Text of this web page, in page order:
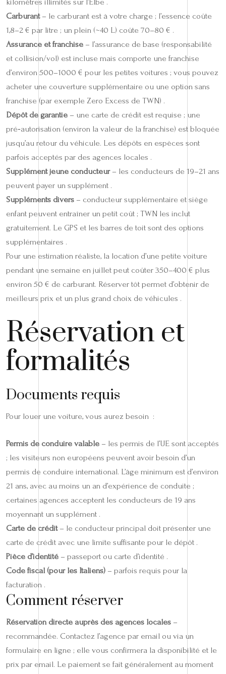
Carburant– le carburant est à votre charge ; l’essence coûte
1,8–2 € par litre ; un plein (~40 L) coûte 70–80 € .
Assurance et franchise – l’assurance de base (responsabilité
et collision/vol) est incluse mais comporte une franchise
d’environ 500–1000 € pour les petites voitures ; vous pouvez
acheter une couverture supplémentaire ou une option sans
franchise (par exemple Zero Excess de TWN) .
Dépôt de garantie – une carte de crédit est requise ; une
pré‑autorisation (environ la valeur de la franchise) est bloquée
jusqu’au retour du véhicule. Les dépôts en espèces sont
parfois acceptés par des agences locales .
Supplément jeune conducteur– les conducteurs de 19–21 ans
peuvent payer un supplément .
Suppléments divers – conducteur supplémentaire et siège
enfant peuvent entraîner un petit coût ; TWN les inclut
gratuitement. Le GPS et les barres de toit sont des options
supplémentaires .
Pour une estimation réaliste, la location d’une petite voiture
pendant une semaine en juillet peut coûter 350–400 € plus
environ 50 € de carburant. Réserver tôt permet d’obtenir de
meilleurs prix et un plus grand choix de véhicules .
Réservation et
formalités
Documents requis
Pour louer une voiture, vous aurez besoin :
Permis de conduire valable – les permis de l’UE sont acceptés
; les visiteurs non européens peuvent avoir besoin d’un
permis de conduire international. L’âge minimum est d’environ
21 ans, avec au moins un an d’expérience de conduite ;
certaines agences acceptent les conducteurs de 19 ans
moyennant un supplément .
Carte de crédit– le conducteur principal doit présenter une
carte de crédit avec une limite suffisante pour le dépôt .
Pièce d’identité – passeport ou carte d’identité .
Code fiscal (pour les Italiens) – parfois requis pour la
facturation .
Comment réserver
Réservation directe auprès des agences locales –
recommandée. Contactez l’agence par email ou via un
formulaire en ligne ; elle vous confirmera la disponibilité et le
prix par email. Le paiement se fait généralement au moment